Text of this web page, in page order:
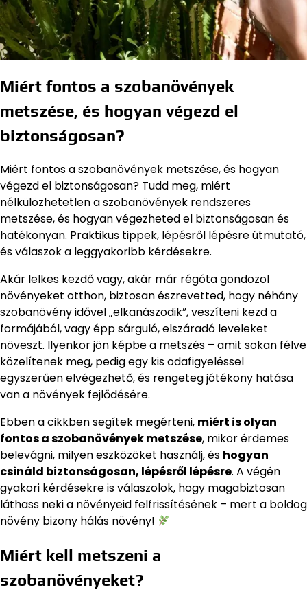
Miért fontos a szobanövények
metszése, és hogyan végezd el
biztonságosan?
Miért fontos a szobanövények metszése, és hogyan
végezd el biztonságosan? Tudd meg, miért
nélkülözhetetlen a szobanövények rendszeres
metszése, és hogyan végezheted el biztonságosan és
hatékonyan. Praktikus tippek, lépésről lépésre útmutató,
és válaszok a leggyakoribb kérdésekre.
Akár lelkes kezdő vagy, akár már régóta gondozol
növényeket otthon, biztosan észrevetted, hogy néhány
szobanövény idővel „elkanászodik”, veszíteni kezd a
formájából, vagy épp sárguló, elszáradó leveleket
növeszt. Ilyenkor jön képbe a metszés – amit sokan félve
közelítenek meg, pedig egy kis odafigyeléssel
egyszerűen elvégezhető, és rengeteg jótékony hatása
van a növények fejlődésére.
Ebben a cikkben segítek megérteni, miért is olyan
fontos a szobanövények metszése, mikor érdemes
belevágni, milyen eszközöket használj, és hogyan
csináld biztonságosan, lépésről lépésre. A végén
gyakori kérdésekre is válaszolok, hogy magabiztosan
láthass neki a növényeid felfrissítésének – mert a boldog
növény bizony hálás növény!
Miért kell metszeni a
szobanövényeket?